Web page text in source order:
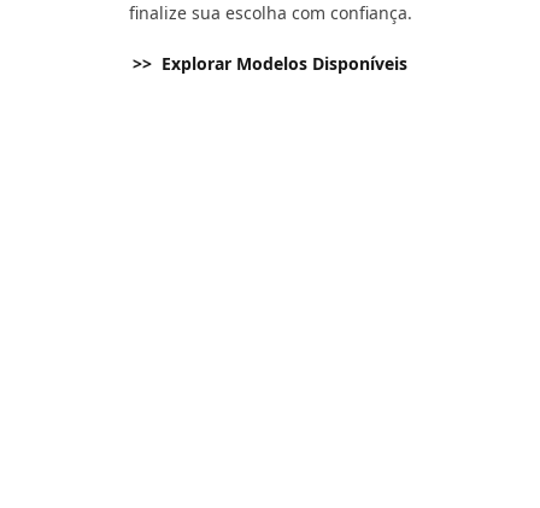
finalize sua escolha com confiança.
>> Explorar Modelos Disponíveis